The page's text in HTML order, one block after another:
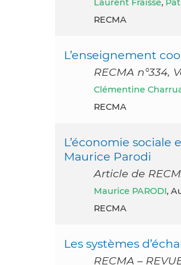
Laurent Fraisse,
RECMA
L’enseignement
RECMA n°334,
Clémentine
RECMA
L’économie sociale
Maurice Parodi
Article de
Maurice PARODI,
RECMA
Les systèmes
RECMA –